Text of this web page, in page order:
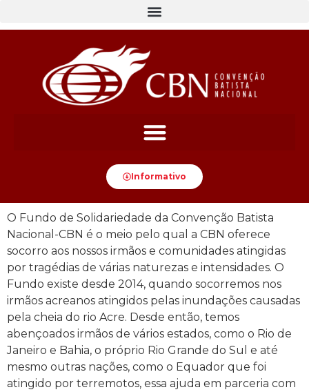
Informativo
O Fundo de Solidariedade da Convenção Batista
Nacional-CBN é o meio pelo qual a CBN oferece
socorro aos nossos irmãos e comunidades atingidas
por tragédias de várias naturezas e intensidades. O
Fundo existe desde 2014, quando socorremos nos
irmãos acreanos atingidos pelas inundações causadas
pela cheia do rio Acre. Desde então, temos
abençoados irmãos de vários estados, como o Rio de
Janeiro e Bahia, o próprio Rio Grande do Sul e até
mesmo outras nações, como o Equador que foi
atingido por terremotos, essa ajuda em parceria com